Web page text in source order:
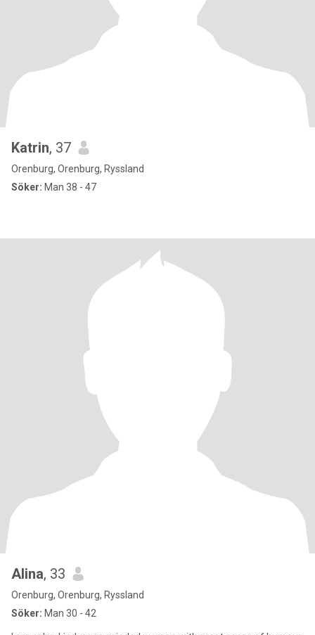
Katrin, 37
Orenburg, Orenburg, Ryssland
Söker: Man 38 - 47
Alina, 33
Orenburg, Orenburg, Ryssland
Söker: Man 30 - 42